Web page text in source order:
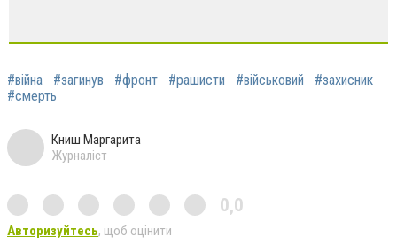
#війна #загинув #фронт #рашисти #військовий
#захисник
#смерть
Книш Маргарита
Журналіст
0,0
Авторизуйтесь, щоб оцінити